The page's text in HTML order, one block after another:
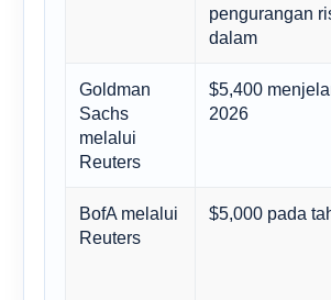
pengurangan
dalam
Goldman
Sachs
melalui
Reuters
$5,400
2026
BofA melalui
Reuters
$5,000 pada